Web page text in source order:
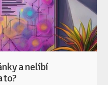
a nelíbí
to?